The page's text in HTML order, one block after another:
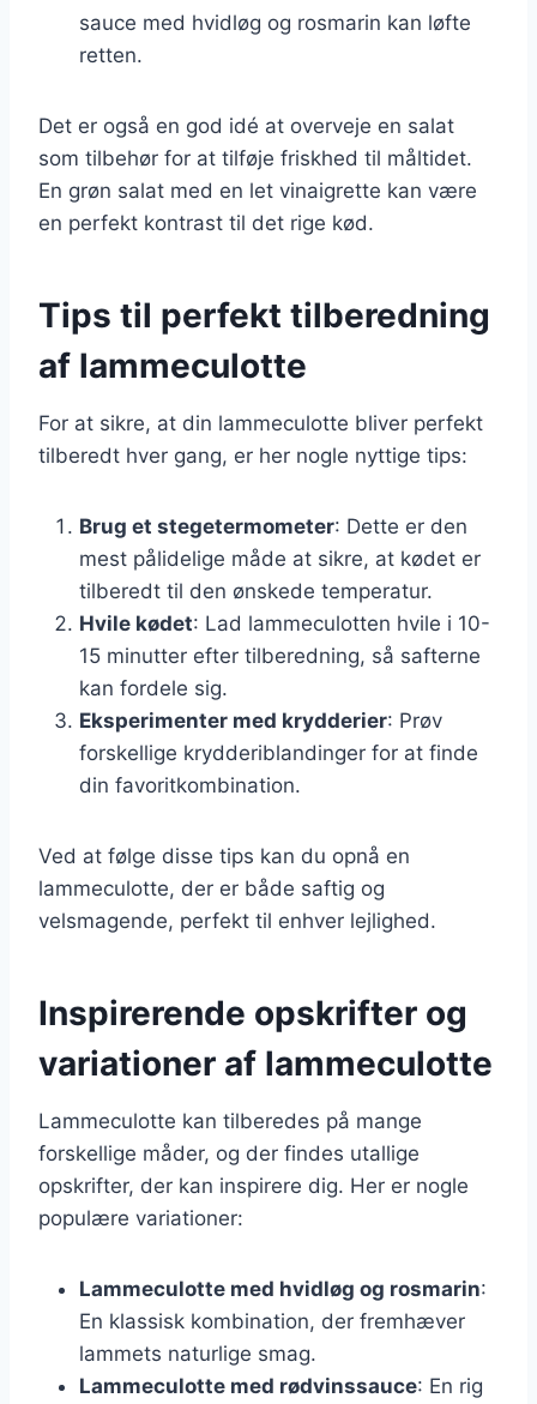
sauce med hvidløg og rosmarin kan løfte
retten.
Det er også en god idé at overveje en salat
som tilbehør for at tilføje friskhed til måltidet.
En grøn salat med en let vinaigrette kan være
en perfekt kontrast til det rige kød.
Tips til perfekt tilberedning
af lammeculotte
For at sikre, at din lammeculotte bliver perfekt
tilberedt hver gang, er her nogle nyttige tips:
Brug et stegetermometer: Dette er den
mest pålidelige måde at sikre, at kødet er
tilberedt til den ønskede temperatur.
Hvile kødet: Lad lammeculotten hvile i 10-
15 minutter efter tilberedning, så safterne
kan fordele sig.
Eksperimenter med krydderier: Prøv
forskellige krydderiblandinger for at finde
din favoritkombination.
Ved at følge disse tips kan du opnå en
lammeculotte, der er både saftig og
velsmagende, perfekt til enhver lejlighed.
Inspirerende opskrifter og
variationer af lammeculotte
Lammeculotte kan tilberedes på mange
forskellige måder, og der findes utallige
opskrifter, der kan inspirere dig. Her er nogle
populære variationer:
Lammeculotte med hvidløg og rosmarin:
En klassisk kombination, der fremhæver
lammets naturlige smag.
Lammeculotte med rødvinssauce: En rig